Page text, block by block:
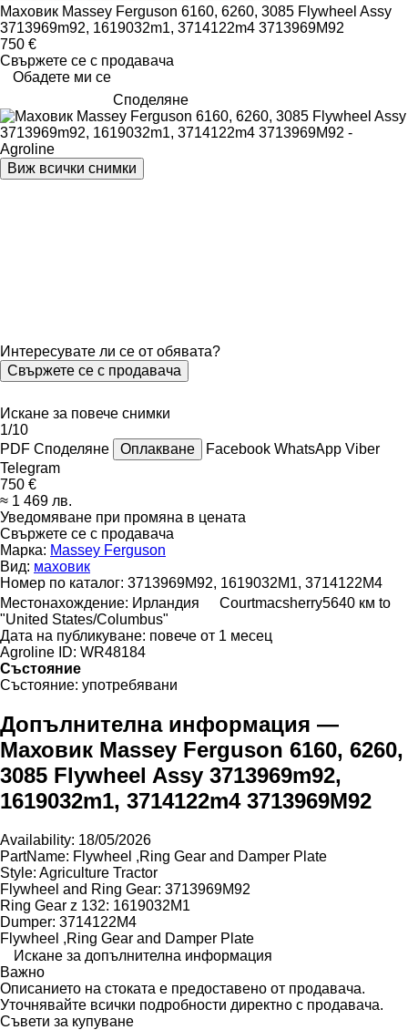
Маховик Massey Ferguson 6160, 6260, 3085 Flywheel Assy
3713969m92, 1619032m1, 3714122m4 3713969M92
750 €
Свържете се с продавача
Обадете ми се
Споделяне
Виж всички снимки
Интересувате ли се от обявата?
Свържете се с продавача
Искане за повече снимки
1/10
PDF Споделяне Оплакване Facebook WhatsApp Viber
Telegram
750 €
≈ 1 469 лв.
Уведомяване при промяна в цената
Свържете се с продавача
Марка: Massey Ferguson
Вид: маховик
Номер по каталог: 3713969M92, 1619032M1, 3714122M4
Местонахождение: Ирландия Courtmacsherry5640 км to
"United States/Columbus"
Дата на публикуване: повече от 1 месец
Agroline ID: WR48184
Състояние
Състояние: употребявани
Допълнителна информация —
Маховик Massey Ferguson 6160, 6260,
3085 Flywheel Assy 3713969m92,
1619032m1, 3714122m4 3713969M92
Availability: 18/05/2026
PartName: Flywheel ,Ring Gear and Damper Plate
Style: Agriculture Tractor
Flywheel and Ring Gear: 3713969M92
Ring Gear z 132: 1619032M1
Dumper: 3714122M4
Flywheel ,Ring Gear and Damper Plate
Искане за допълнителна информация
Важно
Описанието на стоката е предоставено от продавача.
Уточнявайте всички подробности директно с продавача.
Съвети за купуване